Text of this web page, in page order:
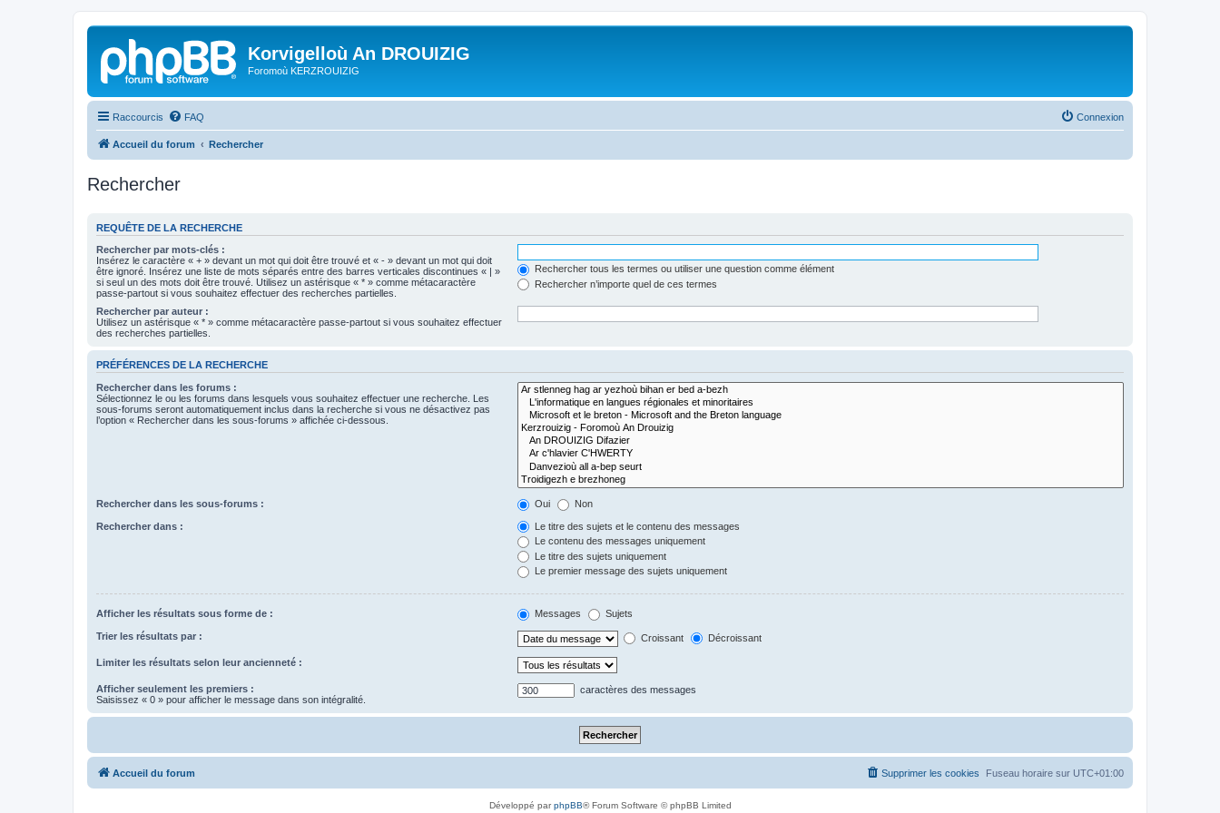
Korvigelloù An DROUIZIG
Foromoù KERZROUIZIG
Raccourcis FAQ Connexion
Accueil du forum Rechercher
Rechercher
REQUÊTE DE LA RECHERCHE
Rechercher par mots-clés :
Insérez le caractère « + » devant un mot qui doit être trouvé et « - » devant un mot qui doit
être ignoré. Insérez une liste de mots séparés entre des barres verticales discontinues « | »
si seul un des mots doit être trouvé. Utilisez un astérisque « * » comme métacaractère
passe-partout si vous souhaitez effectuer des recherches partielles.
Rechercher tous les termes ou utiliser une question comme élément
Rechercher n’importe quel de ces termes
Rechercher par auteur :
Utilisez un astérisque « * » comme métacaractère passe-partout si vous souhaitez effectuer
des recherches partielles.
PRÉFÉRENCES DE LA RECHERCHE
Rechercher dans les forums :
Sélectionnez le ou les forums dans lesquels vous souhaitez effectuer une recherche. Les
sous-forums seront automatiquement inclus dans la recherche si vous ne désactivez pas
l’option « Rechercher dans les sous-forums » affichée ci-dessous.
Rechercher dans les sous-forums : Oui Non
Rechercher dans :
Le titre des sujets et le contenu des messages
Le contenu des messages uniquement
Le titre des sujets uniquement
Le premier message des sujets uniquement
Afficher les résultats sous forme de : Messages Sujets
Trier les résultats par : Croissant Décroissant
Limiter les résultats selon leur ancienneté :
Afficher seulement les premiers :
Saisissez « 0 » pour afficher le message dans son intégralité.
caractères des messages
Accueil du forum Fuseau horaire sur UTC+01:00
Supprimer les cookies
Développé parphpBB® Forum Software © phpBB Limited